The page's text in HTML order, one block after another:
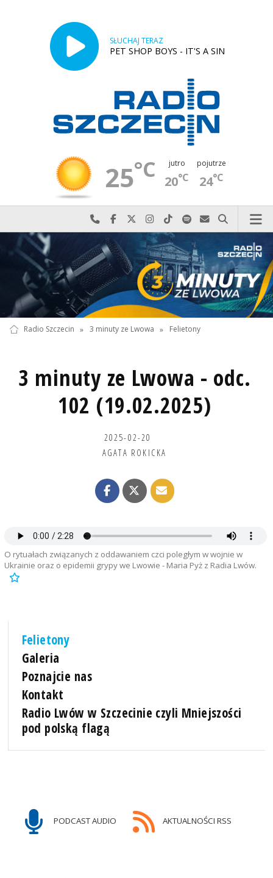
SŁUCHAJ TERAZ
PET SHOP BOYS - IT'S A SIN
25°C jutro
20°C
pojutrze
24°C
Najlepiej po prostu do nas zadzwoń
Odwiedź nas na Facebook-u
Odwiedź nas na X
Odwiedź nas na Instagram-ie
Odwiedź nas na TikTok-u
Szukaj nas na Spotify
Wyślij do nas
Szukaj
Radio Szczecin » 3 minuty ze Lwowa » Felietony
3 minuty ze Lwowa - odc.
102 (19.02.2025)
2025-02-20
AGATA ROKICKA
O rytuałach związanych z oddawaniem czci poległym w wojnie w
Ukrainie oraz o epidemii grypy we Lwowie - Maria Pyż z Radia Lwów.
Felietony
Galeria
Poznajcie nas
Kontakt
Radio Lwów w Szczecinie czyli Mniejszości
pod polską flagą
PODCAST AUDIO AKTUALNOŚCI RSS